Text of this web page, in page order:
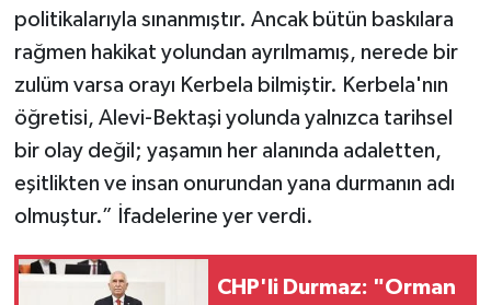
politikalarıyla sınanmıştır. Ancak bütün baskılara
rağmen hakikat yolundan ayrılmamış, nerede bir
zulüm varsa orayı Kerbela bilmiştir. Kerbela'nın
öğretisi, Alevi-Bektaşi yolunda yalnızca tarihsel
bir olay değil; yaşamın her alanında adaletten,
eşitlikten ve insan onurundan yana durmanın adı
olmuştur.” İfadelerine yer verdi.
CHP'li Durmaz: "Orman